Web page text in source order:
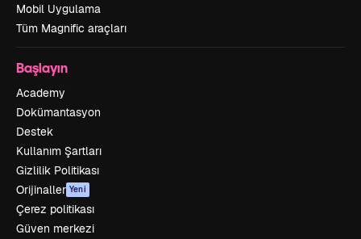
Mobil Uygulama
Tüm Magnific araçları
Başlayın
Academy
Dokümantasyon
Destek
Kullanım Şartları
Gizlilik Politikası
Orijinaller Yeni
Çerez politikası
Güven merkezi